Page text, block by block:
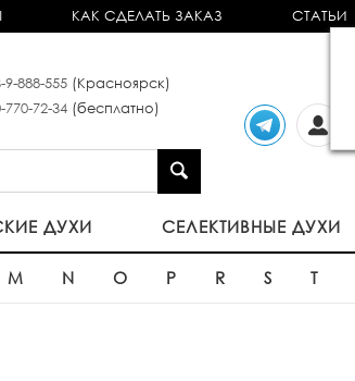
КАК СДЕЛАТЬ ЗАКАЗ СТАТЬИ
9-888-555 (Красноярск)
770-72-34 (бесплатно)
ДУХИ СЕЛЕКТИВНЫЕ ДУХИ
M N O P R S T